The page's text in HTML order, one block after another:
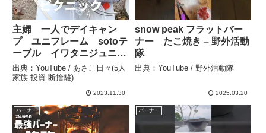
主婦 一人でデイキャン
プ ユニフレーム sotoテ
ーブル イワタニジュニア
バーナー 鉄フライパン –
あさこ日々(5人家族.投資.
出典：YouTube / あさこ日々(5人
家族.投資.断捨離)
2023.11.30
snow peak フラットバー
ナー たこ焼き – 野外活動
隊
出典：YouTube / 野外活動隊
2025.03.20
バーナー バーナー